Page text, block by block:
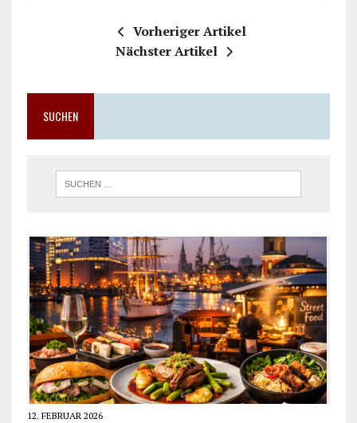
Vorheriger Artikel
Nächster Artikel
SUCHEN
12. FEBRUAR 2026